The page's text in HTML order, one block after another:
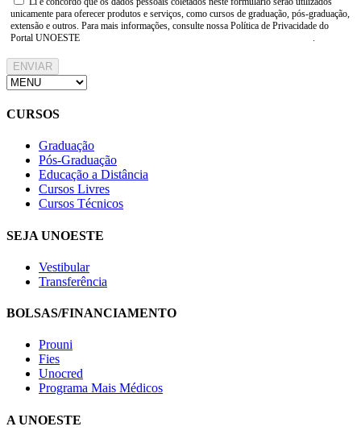
unicamente para oferecer produtos e serviços, como cursos de graduação, pós-graduação,
extensão e outros. Para mais informações, consulte nossa Política de Privacidade do
Portal UNOESTE
.
ENVIAR
CURSOS
Graduação
Pós-Graduação
Educação a Distância
Cursos Livres
Cursos Técnicos
SEJA UNOESTE
Vestibular
Transferência
BOLSAS/FINANCIAMENTO
Prouni
Fies
Unocred
Programa Mais Médicos
A UNOESTE